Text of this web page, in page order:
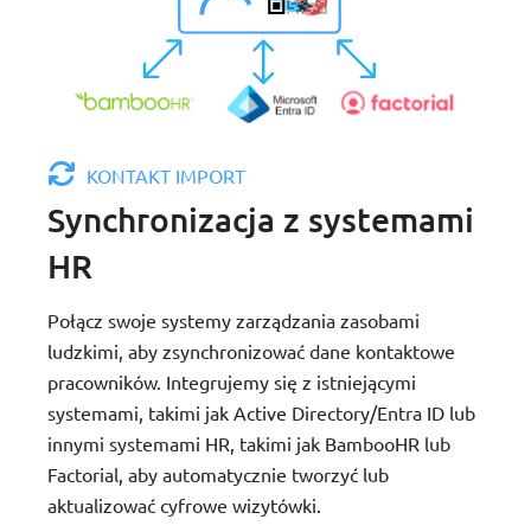
KONTAKT IMPORT
Synchronizacja z systemami
HR
Połącz swoje systemy zarządzania zasobami
ludzkimi, aby zsynchronizować dane kontaktowe
pracowników. Integrujemy się z istniejącymi
systemami, takimi jak Active Directory/Entra ID lub
innymi systemami HR, takimi jak BambooHR lub
Factorial, aby automatycznie tworzyć lub
aktualizować cyfrowe wizytówki.